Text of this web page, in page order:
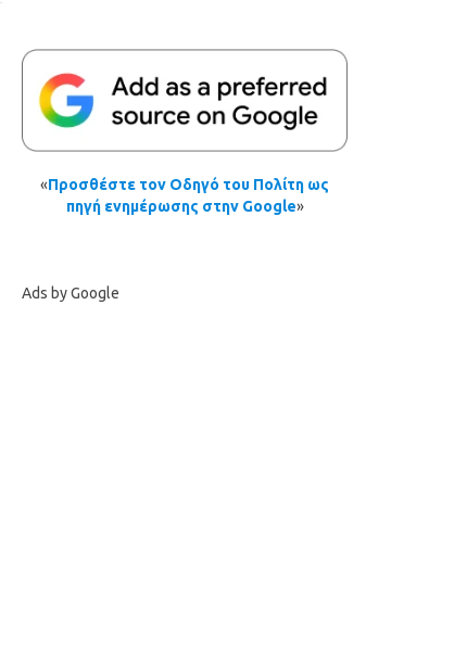
«Προσθέστε τον Οδηγό του Πολίτη ως
πηγή ενημέρωσης στην Google»
Ads by Google